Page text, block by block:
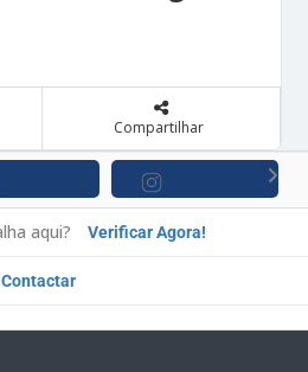
Compartilhar
aqui? Verificar Agora!
Contactar